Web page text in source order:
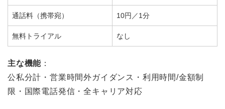
通話料（携帯宛） 10円／1分
無料トライアル なし
主な機能 ：
公私分計・営業時間外ガイダンス・利用時間/金額制
限・国際電話発信・全キャリア対応